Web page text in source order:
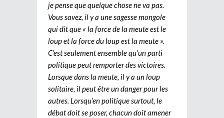
je pense que quelque chose ne va pas.
Vous savez, il y a une sagesse mongole
qui dit que « la force de la meute est le
loup et la force du loup est la meute ».
C’est seulement ensemble qu’un parti
politique peut remporter des victoires.
Lorsque dans la meute, il y a un loup
solitaire, il peut être un danger pour les
autres. Lorsqu’en politique surtout, le
débat doit se poser, chacun doit amener